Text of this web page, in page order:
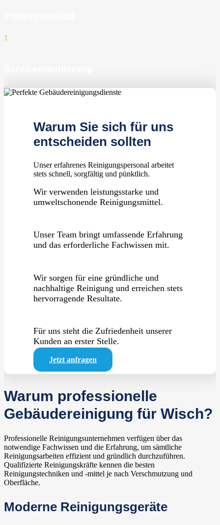
1
1
zufriedene Kunden
Warum Sie sich für uns
entscheiden sollten
Unser erfahrenes Reinigungspersonal arbeitet
stets schnell, sorgfältig und pünktlich.
Wir verwenden leistungsstarke und
umweltschonende Reinigungsmittel.
Unser Team bringt umfassende Erfahrung
und das erforderliche Fachwissen mit.
Wir sorgen für eine gründliche und
nachhaltige Reinigung und erreichen stets
hervorragende Resultate.
Für uns steht die Zufriedenheit unserer
Kunden an erster Stelle.
Jetzt anfragen
Warum professionelle
Gebäudereinigung für Wisch?
Professionelle Reinigungsunternehmen verfügen über das
notwendige Fachwissen und die Erfahrung, um sämtliche
Reinigungsarbeiten effizient und gründlich durchzuführen.
Qualifizierte Reinigungskräfte kennen die besten
Reinigungstechniken und -mittel je nach Verschmutzung und
Oberfläche.
Moderne Reinigungsgeräte